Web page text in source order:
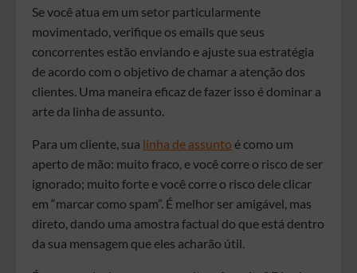
Se você atua em um setor particularmente
movimentado, verifique os emails que seus
concorrentes estão enviando e ajuste sua estratégia
de acordo com o objetivo de chamar a atenção dos
clientes. Uma maneira eficaz de fazer isso é dominar a
arte da linha de assunto.
Para um cliente, sua linha de assunto é como um
aperto de mão: muito fraco, e você corre o risco de ser
ignorado; muito forte e você corre o risco dele clicar
em “marcar como spam”. É melhor ser amigável, mas
direto, dando uma amostra factual do que está dentro
da sua mensagem que eles acharão útil.